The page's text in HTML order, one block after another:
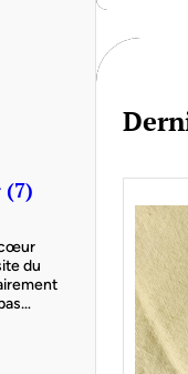
(7)
cœur
du
h